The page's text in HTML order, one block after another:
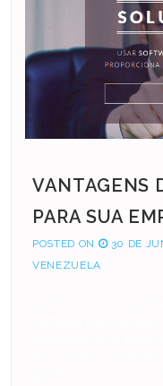
VANTAGENS
PARA SUA
POSTED ON 30 DE
VENEZUELA